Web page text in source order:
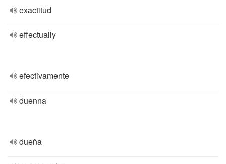
exactitud
effectually
efectivamente
duenna
dueña